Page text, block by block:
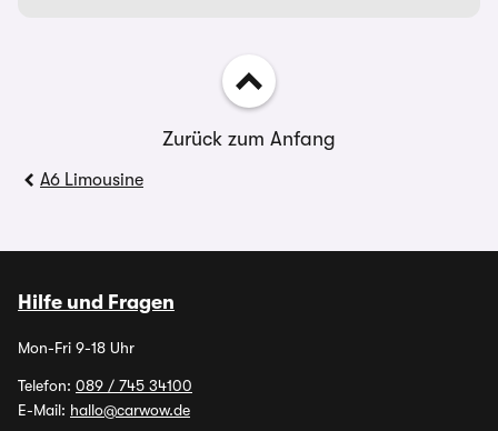
Zurück zum Anfang
A6 Limousine
Hilfe und Fragen
Mon-Fri 9-18 Uhr
Telefon: 089 / 745 34100
E-Mail: hallo@carwow.de